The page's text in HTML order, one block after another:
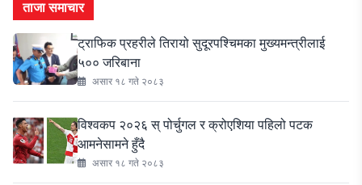
ताजा समाचार
ट्राफिक प्रहरीले तिरायो सुदूरपश्चिमका मुख्यमन्त्रीलाई
५०० जरिबाना
असार १८ गते २०८३
विश्वकप २०२६ स् पोर्चुगल र क्रोएशिया पहिलो पटक
आमनेसामने हुँदै
असार १८ गते २०८३